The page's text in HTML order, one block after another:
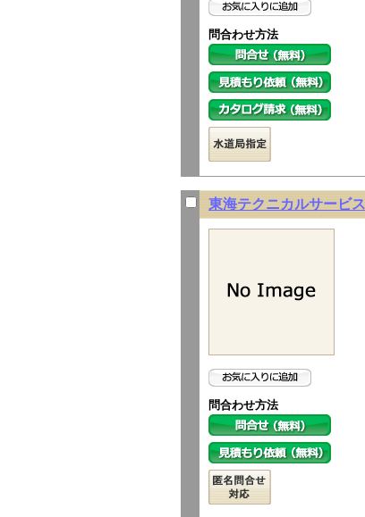
問合わせ方法
東海テクニカルサービス
問合わせ方法